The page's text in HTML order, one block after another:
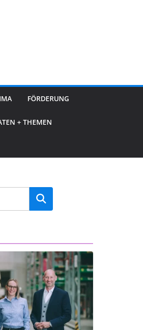
FÖRDERUNG
+ THEMEN